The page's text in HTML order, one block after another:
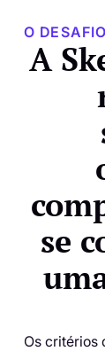
O DESAFIO
A
se
Os critérios